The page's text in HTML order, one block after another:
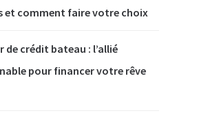
et comment faire votre choix
de crédit bateau : l’allié
pour financer votre rêve